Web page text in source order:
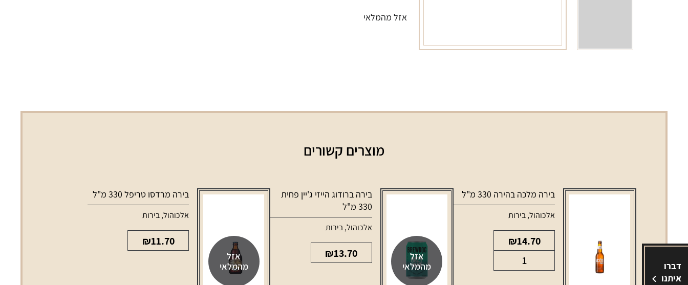
דברו
איתנו
אזל מהמלאי
מוצרים קשורים
בירה מלכה בהירה 330 מ"ל
אלכוהול,בירות
₪14.70
של
אזל
מהמלאי
בירה ברודוג הייזי ג'יין פחית
330 מ"ל
אלכוהול,בירות
₪13.70
אזל
מהמלאי
בירה מרדסו טריפל 330 מ"ל
אלכוהול,בירות
₪11.70